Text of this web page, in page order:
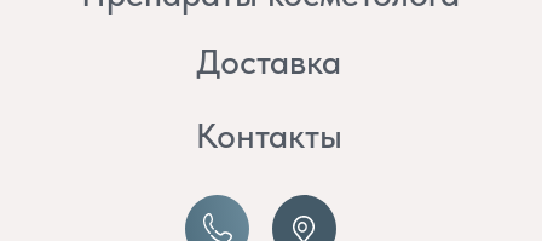
8 (982) 277 07 97